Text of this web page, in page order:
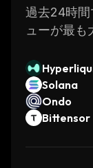
過去24時
ューが最も
Solana
Ondo
Bittensor